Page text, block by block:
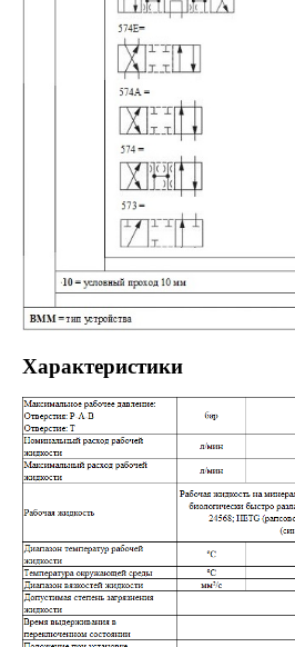
Характеристики